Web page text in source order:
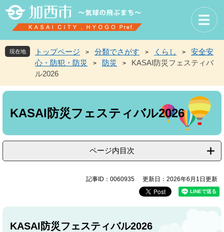
先
頭
を
飛
現在地 トップページ > 分類でさがす > くらし >
安全安
心・防犯・防災
> 防災 >
KASAI防災フェスティバ
ル2026
本
KASAI防災フェスティバル2026
ページ内目次
記事ID：0060935 更新日：2026年6月1日更新
​KASAI防災フェスティバル2026